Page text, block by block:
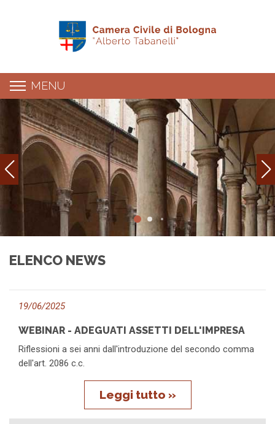
MENU
Elenco news
ELENCO NEWS
19/06/2025
WEBINAR - ADEGUATI ASSETTI DELL'IMPRESA
Riflessioni a sei anni dall'introduzione del secondo comma
dell'art. 2086 c.c.
Leggi tutto »